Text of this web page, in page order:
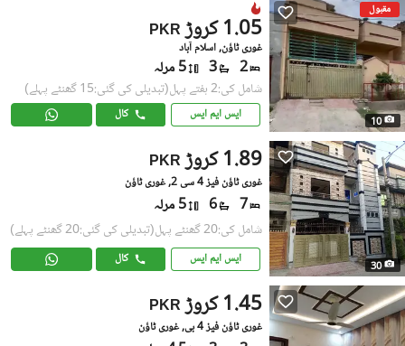
مقبول
10
PKR 1.05 کروڑ
غوری ٹاؤن, اسلام آباد
2
3 5 مرلہ
شامل کی:2 ہفتے پہل (تبدیلی کی گئی:15 گھنٹے پہلے)
ایس ایم ایس کال
30
PKR 1.89 کروڑ
غوری ٹاؤن فیز 4 سی 2, غوری ٹاؤن
7
6 5 مرلہ
شامل کی:20 گھنٹے پہل (تبدیلی کی گئی:20 گھنٹے پہلے)
ایس ایم ایس کال
PKR 1.45 کروڑ
غوری ٹاؤن فیز 4 بی, غوری ٹاؤن